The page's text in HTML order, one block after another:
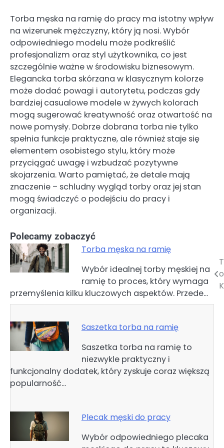
Torba męska na ramię do pracy ma istotny wpływ
na wizerunek mężczyzny, który ją nosi. Wybór
odpowiedniego modelu może podkreślić
profesjonalizm oraz styl użytkownika, co jest
szczególnie ważne w środowisku biznesowym.
Elegancka torba skórzana w klasycznym kolorze
może dodać powagi i autorytetu, podczas gdy
bardziej casualowe modele w żywych kolorach
mogą sugerować kreatywność oraz otwartość na
nowe pomysły. Dobrze dobrana torba nie tylko
spełnia funkcje praktyczne, ale również staje się
elementem osobistego stylu, który może
przyciągać uwagę i wzbudzać pozytywne
skojarzenia. Warto pamiętać, że detale mają
znaczenie – schludny wygląd torby oraz jej stan
mogą świadczyć o podejściu do pracy i
organizacji.
Polecamy zobaczyć
Torba męska na ramię
Wybór idealnej torby męskiej na
ramię to proces, który wymaga
przemyślenia kilku kluczowych aspektów. Przede…
Saszetka torba na ramię
Saszetka torba na ramię to
niezwykle praktyczny i
funkcjonalny dodatek, który zyskuje coraz większą
popularność…
Plecak męski do pracy
Wybór odpowiedniego plecaka
Nawigacja